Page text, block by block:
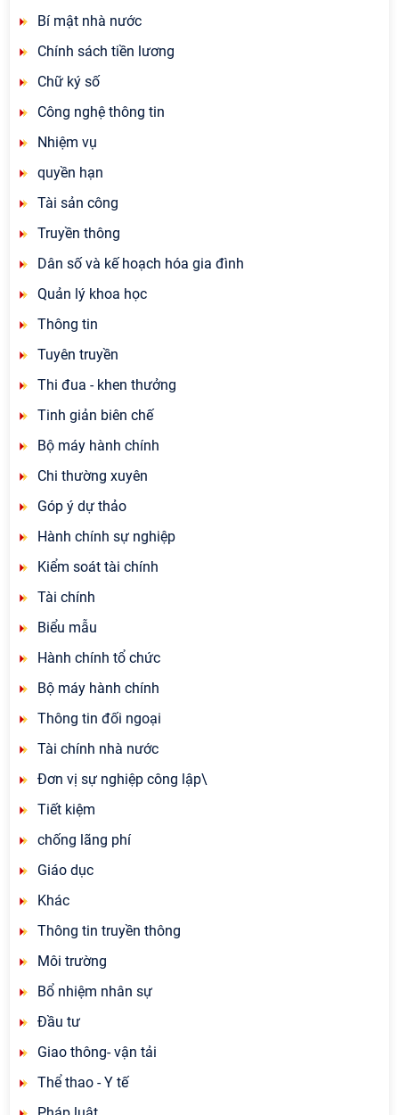
Bí mật nhà nước
Chính sách tiền lương
Chữ ký số
Công nghệ thông tin
Nhiệm vụ
quyền hạn
Tài sản công
Truyền thông
Dân số và kế hoạch hóa gia đình
Quản lý khoa học
Thông tin
Tuyên truyền
Thi đua - khen thưởng
Tinh giản biên chế
Bộ máy hành chính
Chi thường xuyên
Góp ý dự thảo
Hành chính sự nghiệp
Kiểm soát tài chính
Tài chính
Biểu mẫu
Hành chính tổ chức
Bộ máy hành chính
Thông tin đối ngoại
Tài chính nhà nước
Đơn vị sự nghiệp công lập\
Tiết kiệm
chống lãng phí
Giáo dục
Khác
Thông tin truyền thông
Môi trường
Bổ nhiệm nhân sự
Đầu tư
Giao thông- vận tải
Thể thao - Y tế